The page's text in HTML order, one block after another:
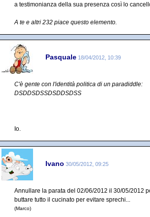
a testimonianza della sua presenza così lo
A te e altri 232 piace questo elemento.
Pasquale 18/04/2012, 10:39
C'è gente con l'identità politica di un paradiddle:
DSDDSDSSDSDDSDSS
Io.
Ivano 30/05/2012, 09:25
Annullare la parata del 02/06/2012 il 30/05/2012
buttare tutto il cucinato per evitare sprechi...
(Marco)